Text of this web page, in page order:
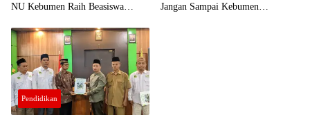
NU Kebumen Raih Beasiswa
Jangan Sampai Kebumen
Pendidikan